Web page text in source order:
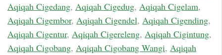
Aqiqah Cigedang, Aqiqah Cigedug, Aqiqah Cigelam,
Aqiqah Cigembor, Aqiqah Cigendel, Aqiqah Cigending,
Aqiqah Cigentur, Aqiqah Cigereleng, Aqiqah Cigintung,
Aqiqah Cigobang, Aqiqah Cigobang Wangi, Aqiqah